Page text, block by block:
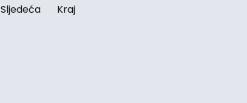
Sljedeća Kraj